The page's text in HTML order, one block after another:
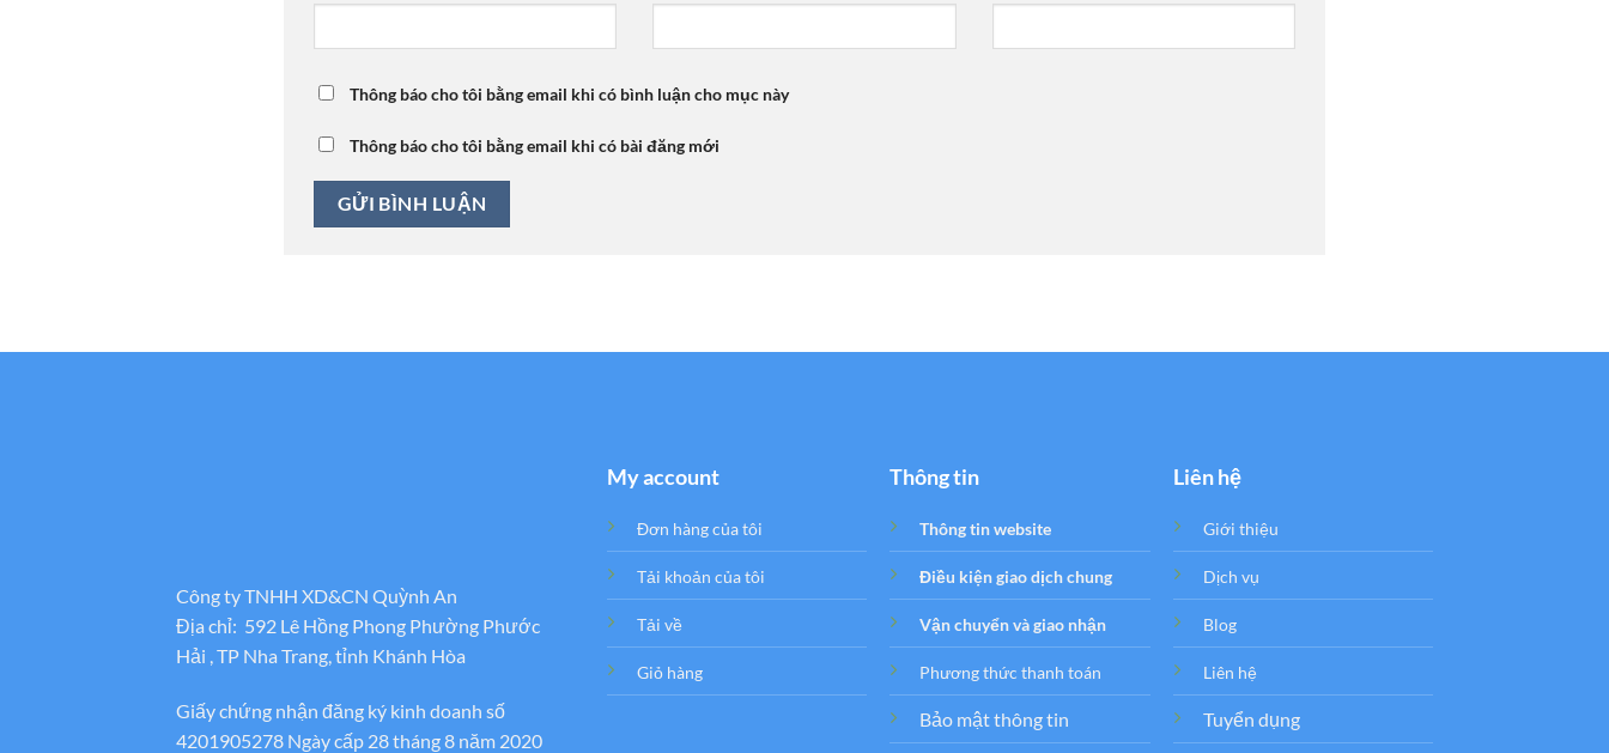
Thông báo cho tôi bằng email khi có bình luận cho mục này
Thông báo cho tôi bằng email khi có bài đăng mới
Công ty TNHH XD&CN Quỳnh An
Địa chỉ: 592 Lê Hồng Phong Phường Phước
Hải , TP Nha Trang, tỉnh Khánh Hòa
Giấy chứng nhận đăng ký kinh doanh số
4201905278 Ngày cấp 28 tháng 8 năm 2020
My account
Đơn hàng của tôi
Tải khoản của tôi
Tải về
Giỏ hàng
Thông tin
Thông tin website
Điều kiện giao dịch chung
Vận chuyển và giao nhận
Phương thức thanh toán
Bảo mật thông tin
Liên hệ
Giới thiệu
Dịch vụ
Blog
Liên hệ
Tuyển dụng